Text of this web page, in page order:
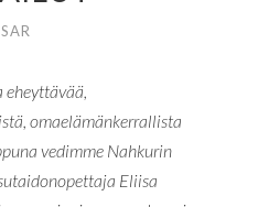
eheyttävää,
omaelämänkerrallista
vedimme Nahkurin
Eliisa